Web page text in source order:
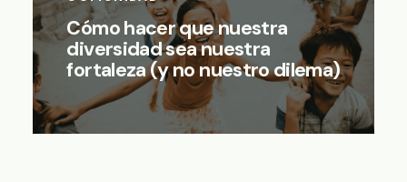
Cómo hacer que nuestra
diversidad sea nuestra
fortaleza (y no nuestro dilema)